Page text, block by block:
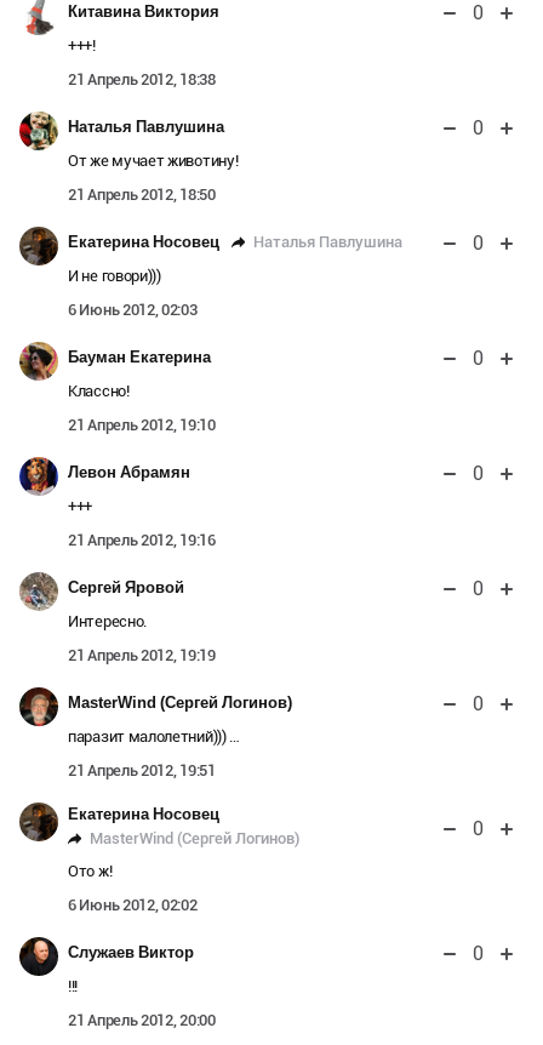
Китавина Виктория 0
+++!
21 Апрель 2012, 18:38
Наталья Павлушина 0
От же мучает животину!
21 Апрель 2012, 18:50
Екатерина Носовец Наталья Павлушина 0
И не говори)))
6 Июнь 2012, 02:03
Бауман Екатерина 0
Классно!
21 Апрель 2012, 19:10
Левон Абрамян 0
+++
21 Апрель 2012, 19:16
Сергей Яровой 0
Интересно.
21 Апрель 2012, 19:19
MasterWind (Сергей Логинов) 0
паразит малолетний))) …
21 Апрель 2012, 19:51
Екатерина Носовец
MasterWind (Сергей Логинов)
0
Ото ж!
6 Июнь 2012, 02:02
Служаев Виктор 0
!!!
21 Апрель 2012, 20:00